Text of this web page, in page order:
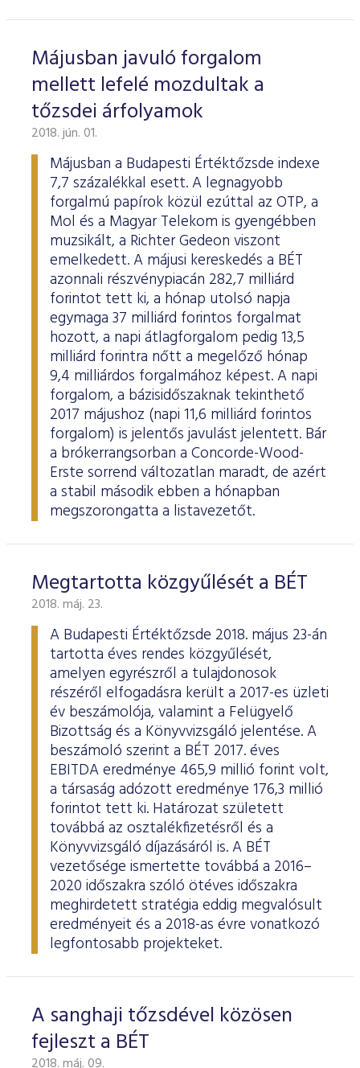
Májusban javuló forgalom
mellett lefelé mozdultak a
tőzsdei árfolyamok
2018. jún. 01.
Májusban a Budapesti Értéktőzsde indexe
7,7 százalékkal esett. A legnagyobb
forgalmú papírok közül ezúttal az OTP, a
Mol és a Magyar Telekom is gyengébben
muzsikált, a Richter Gedeon viszont
emelkedett. A májusi kereskedés a BÉT
azonnali részvénypiacán 282,7 milliárd
forintot tett ki, a hónap utolsó napja
egymaga 37 milliárd forintos forgalmat
hozott, a napi átlagforgalom pedig 13,5
milliárd forintra nőtt a megelőző hónap
9,4 milliárdos forgalmához képest. A napi
forgalom, a bázisidőszaknak tekinthető
2017 májushoz (napi 11,6 milliárd forintos
forgalom) is jelentős javulást jelentett. Bár
a brókerrangsorban a Concorde-Wood-
Erste sorrend változatlan maradt, de azért
a stabil második ebben a hónapban
megszorongatta a listavezetőt.
Megtartotta közgyűlését a BÉT
2018. máj. 23.
A Budapesti Értéktőzsde 2018. május 23-án
tartotta éves rendes közgyűlését,
amelyen egyrészről a tulajdonosok
részéről elfogadásra került a 2017-es üzleti
év beszámolója, valamint a Felügyelő
Bizottság és a Könyvvizsgáló jelentése. A
beszámoló szerint a BÉT 2017. éves
EBITDA eredménye 465,9 millió forint volt,
a társaság adózott eredménye 176,3 millió
forintot tett ki. Határozat született
továbbá az osztalékfizetésről és a
Könyvvizsgáló díjazásáról is. A BÉT
vezetősége ismertette továbbá a 2016–
2020 időszakra szóló ötéves időszakra
meghirdetett stratégia eddig megvalósult
eredményeit és a 2018-as évre vonatkozó
legfontosabb projekteket.
A sanghaji tőzsdével közösen
fejleszt a BÉT